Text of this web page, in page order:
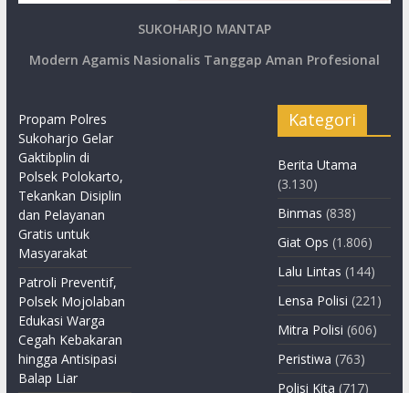
SUKOHARJO MANTAP
Modern Agamis Nasionalis Tanggap Aman Profesional
Propam Polres
Sukoharjo Gelar
Gaktibplin di
Polsek Polokarto,
Tekankan Disiplin
dan Pelayanan
Gratis untuk
Masyarakat
Patroli Preventif,
Polsek Mojolaban
Edukasi Warga
Cegah Kebakaran
hingga Antisipasi
Balap Liar
Kategori
Berita Utama
(3.130)
Binmas (838)
Giat Ops (1.806)
Lalu Lintas (144)
Lensa Polisi (221)
Mitra Polisi (606)
Peristiwa (763)
Polisi Kita (717)